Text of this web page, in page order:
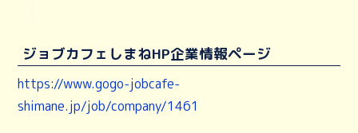
ジョブカフェしまねHP企業情報ページ
https://www.gogo-jobcafe-
shimane.jp/job/company/1461